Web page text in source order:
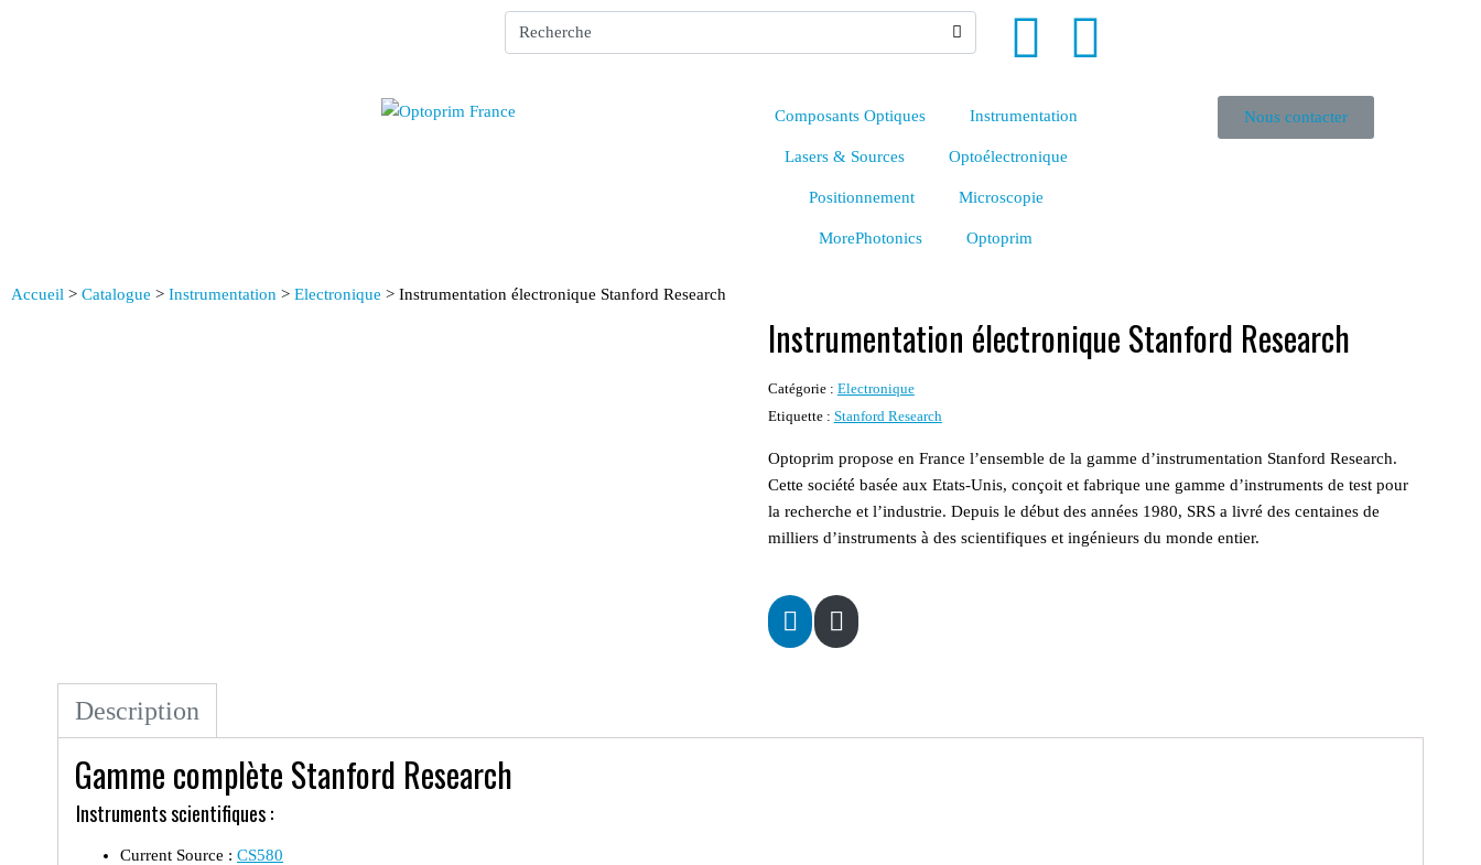
Composants Optiques Instrumentation
Lasers & Sources Optoélectronique
Positionnement Microscopie
MorePhotonics Optoprim
Nous contacter
Accueil > Catalogue > Instrumentation > Electronique > Instrumentation électronique Stanford Research
Instrumentation électronique Stanford Research
Catégorie : Electronique
Etiquette : Stanford Research
Optoprim propose en France l’ensemble de la gamme d’instrumentation Stanford Research.
Cette société basée aux Etats-Unis, conçoit et fabrique une gamme d’instruments de test pour
la recherche et l’industrie. Depuis le début des années 1980, SRS a livré des centaines de
milliers d’instruments à des scientifiques et ingénieurs du monde entier.
Description
Gamme complète Stanford Research
Instruments scientifiques :
Current Source : CS580